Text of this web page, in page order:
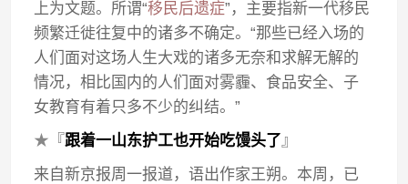
上为文题。所谓“移民后遗症”，主要指新一代移民
频繁迁徙往复中的诸多不确定。“那些已经入场的
人们面对这场人生大戏的诸多无奈和求解无解的
情况，相比国内的人们面对雾霾、食品安全、子
女教育有着只多不少的纠结。”
★ 『跟着一山东护工也开始吃馒头了』
来自新京报周一报道，语出作家王朔。本周，已